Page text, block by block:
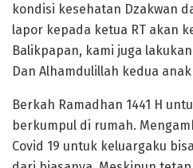
kondisi kesehatan Dzakwan
lapor kepada ketua RT akan
Balikpapan, kami juga
Dan Alhamdulillah kedua
Berkah Ramadhan 1441 H
berkumpul di rumah.
Covid 19 untuk keluargaku